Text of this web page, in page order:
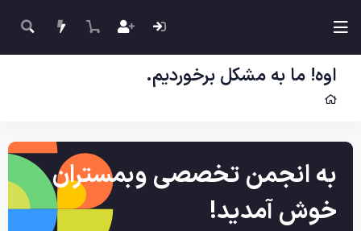
اوه! ما به مشکل برخوردیم.
به انجمن تخصصی وبمستران
خوش آمدید!